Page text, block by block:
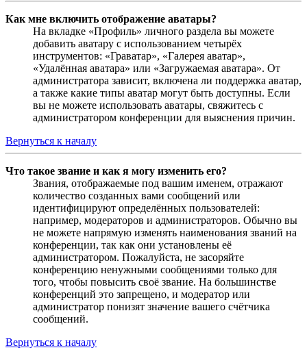
Как мне включить отображение аватары?
На вкладке «Профиль» личного раздела вы можете
добавить аватару с использованием четырёх
инструментов: «Граватар», «Галерея аватар»,
«Удалённая аватара» или «Загружаемая аватара». От
администратора зависит, включена ли поддержка аватар,
а также какие типы аватар могут быть доступны. Если
вы не можете использовать аватары, свяжитесь с
администратором конференции для выяснения причин.
Вернуться к началу
Что такое звание и как я могу изменить его?
Звания, отображаемые под вашим именем, отражают
количество созданных вами сообщений или
идентифицируют определённых пользователей:
например, модераторов и администраторов. Обычно вы
не можете напрямую изменять наименования званий на
конференции, так как они установлены её
администратором. Пожалуйста, не засоряйте
конференцию ненужными сообщениями только для
того, чтобы повысить своё звание. На большинстве
конференций это запрещено, и модератор или
администратор понизят значение вашего счётчика
сообщений.
Вернуться к началу